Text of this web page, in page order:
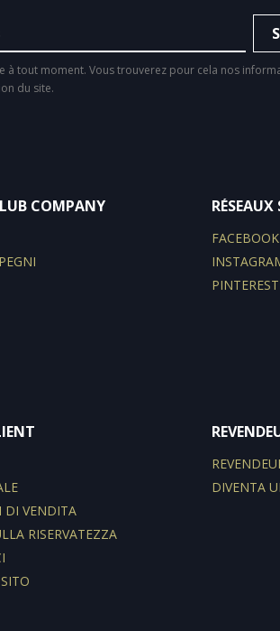
à tout moment. Vous trouverez pour cela nos
du site.
COMPANY
FACEBOOK
PINTEREST
DI VENDITA
RISERVATEZZA
DIVENTA